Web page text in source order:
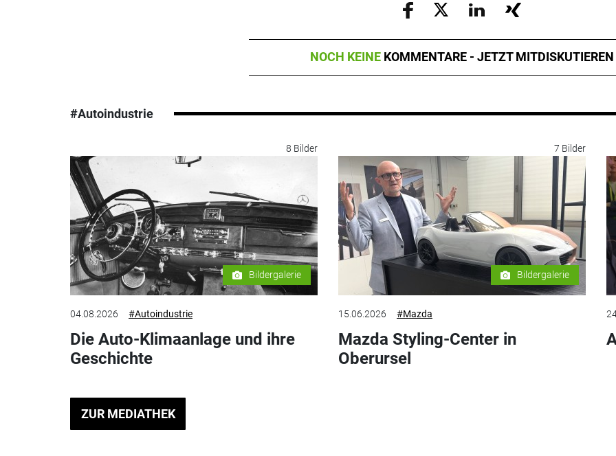
NOCH KEINE KOMMENTARE - JETZT MITDISKUTIEREN
#Autoindustrie
8 Bilder
Bildergalerie
04.08.2026 #Autoindustrie
Die Auto-Klimaanlage und ihre
Geschichte
7 Bilder
Bildergalerie
15.06.2026 #Mazda
Mazda Styling-Center in
Oberursel
ZUR MEDIATHEK